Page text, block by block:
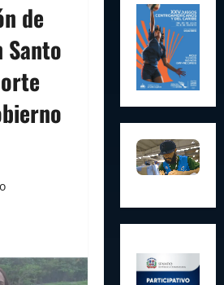
de
Santo